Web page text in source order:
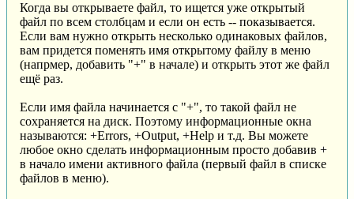
Когда вы открываете файл, то ищется уже открытый
файл по всем столбцам и если он есть -- показывается.
Если вам нужно открыть несколько одинаковых файлов,
вам придется поменять имя открытому файлу в меню
(напрмер, добавить "+" в начале) и открыть этот же файл
ещё раз.
Если имя файла начинается с "+", то такой файл не
сохраняется на диск. Поэтому информационные окна
называются: +Errors, +Output, +Help и т.д. Вы можете
любое окно сделать информационным просто добавив +
в начало имени активного файла (первый файл в списке
файлов в меню).